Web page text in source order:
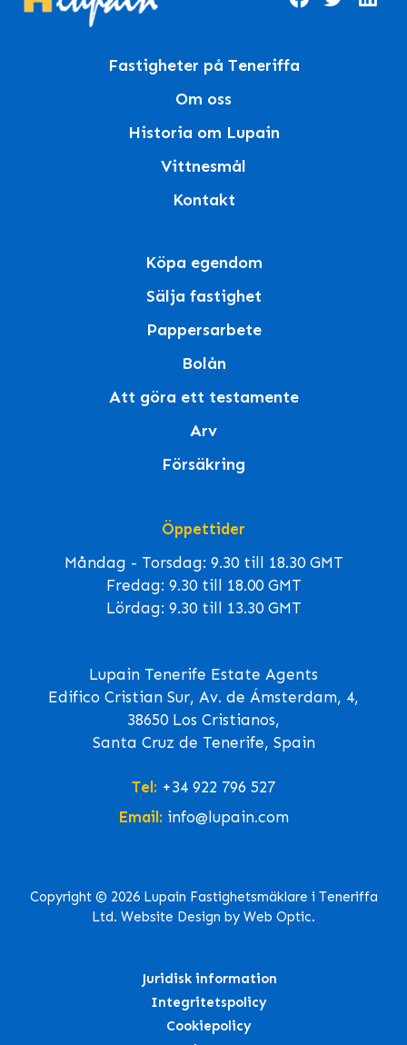
Fastigheter på Teneriffa
Om oss
Historia om Lupain
Vittnesmål
Kontakt
Köpa egendom
Sälja fastighet
Pappersarbete
Bolån
Att göra ett testamente
Arv
Försäkring
Öppettider
Måndag - Torsdag: 9.30 till 18.30 GMT
Fredag: 9.30 till 18.00 GMT
Lördag: 9.30 till 13.30 GMT
Lupain Tenerife Estate Agents
Edifico Cristian Sur, Av. de Ámsterdam, 4,
38650 Los Cristianos,
Santa Cruz de Tenerife, Spain
Tel: +34 922 796 527
Email: info@lupain.com
Copyright © 2026 Lupain Fastighetsmäklare i Teneriffa
Ltd. Website Design by Web Optic.
Juridisk information
Integritetspolicy
Cookiepolicy